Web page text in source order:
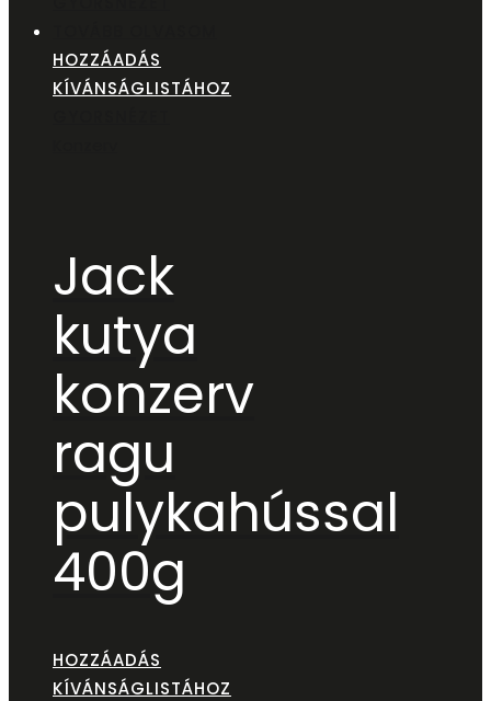
HOZZÁADÁS
KÍVÁNSÁGLISTÁHOZ
Jack
kutya
konzerv
ragu
pulykahússal
400g
HOZZÁADÁS
KÍVÁNSÁGLISTÁHOZ